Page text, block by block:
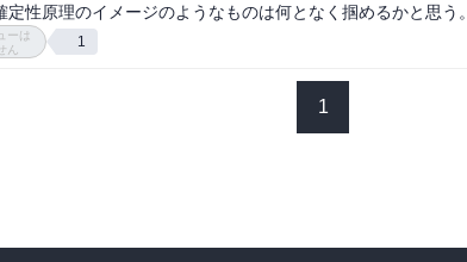
定性原理のイメージのようなものは何となく掴めるかと思う。
ーは
ん
1
1